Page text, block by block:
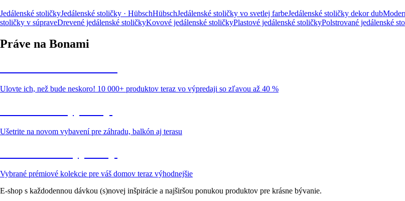
Jedálenské stoličkyJedálenské stoličky · HübschHübschJedálenské stoličky vo svetlej farbeJedálenské stoličky dekor dub
stoličky v súpraveDrevené jedálenské stoličkyKovové jedálenské stoličkyPlastové jedálenské stoličkyPolstrované jedálenské
Práve na Bonami
Ulovte ich, než bude neskoro! 10 000+ produktov teraz vo výpredaji so zľavou až 40 %
Ušetrite na novom vybavení pre záhradu, balkón aj terasu
Vybrané prémiové kolekcie pre váš domov teraz výhodnejšie
E-shop s každodennou dávkou (s)novej inšpirácie a najširšou ponukou produktov pre krásne bývanie.